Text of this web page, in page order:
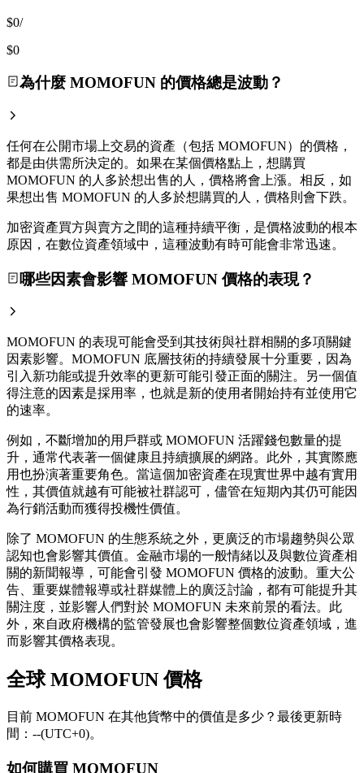
$0/
$0
為什麼 MOMOFUN 的價格總是波動？
任何在公開市場上交易的資產（包括 MOMOFUN）的價格，
都是由供需所決定的。如果在某個價格點上，想購買
MOMOFUN 的人多於想出售的人，價格將會上漲。相反，如
果想出售 MOMOFUN 的人多於想購買的人，價格則會下跌。
加密資產買方與賣方之間的這種持續平衡，是價格波動的根本
原因，在數位資產領域中，這種波動有時可能會非常迅速。
哪些因素會影響 MOMOFUN 價格的表現？
MOMOFUN 的表現可能會受到其技術與社群相關的多項關鍵
因素影響。MOMOFUN 底層技術的持續發展十分重要，因為
引入新功能或提升效率的更新可能引發正面的關注。另一個值
得注意的因素是採用率，也就是新的使用者開始持有並使用它
的速率。
例如，不斷增加的用戶群或 MOMOFUN 活躍錢包數量的提
升，通常代表著一個健康且持續擴展的網路。此外，其實際應
用也扮演著重要角色。當這個加密資產在現實世界中越有實用
性，其價值就越有可能被社群認可，儘管在短期內其仍可能因
為行銷活動而獲得投機性價值。
除了 MOMOFUN 的生態系統之外，更廣泛的市場趨勢與公眾
認知也會影響其價值。金融市場的一般情緒以及與數位資產相
關的新聞報導，可能會引發 MOMOFUN 價格的波動。重大公
告、重要媒體報導或社群媒體上的廣泛討論，都有可能提升其
關注度，並影響人們對於 MOMOFUN 未來前景的看法。此
外，來自政府機構的監管發展也會影響整個數位資產領域，進
而影響其價格表現。
全球 MOMOFUN 價格
目前 MOMOFUN 在其他貨幣中的價值是多少？最後更新時
間：--(UTC+0)。
如何購買 MOMOFUN